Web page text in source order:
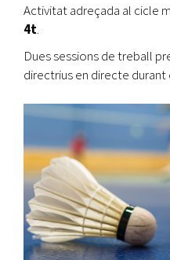
Activitat adreçada al cicle
4t.
Dues sessions de treball
directrius en directe durant